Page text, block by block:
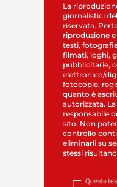
La
giornalistici
riservata.
riproduzione e
testi,
filmati, loghi,
pubblicitarie,
elettronico/
fotocopie,
quanto è
autorizzata.
responsabile
sito. Non
controllo
eliminarli su
stessi